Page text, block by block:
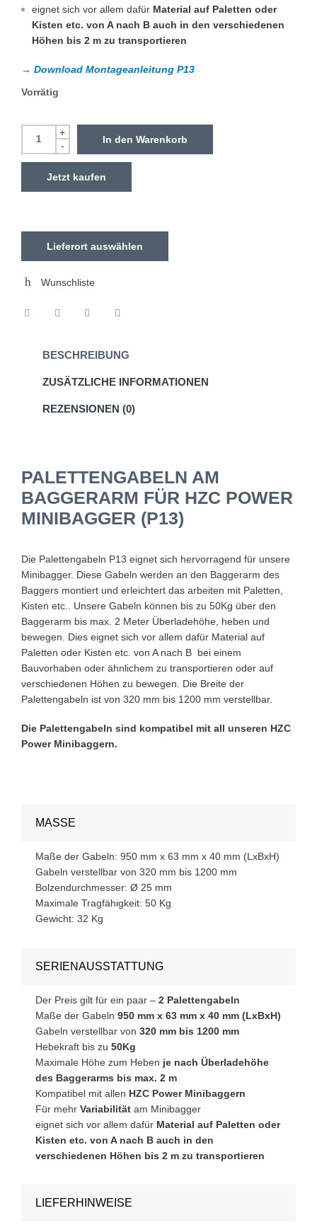
eignet sich vor allem dafür Material auf Paletten oder
Kisten etc. von A nach B auch in den verschiedenen
Höhen bis 2 m zu transportieren
→ Download Montageanleitung P13
Vorrätig
+
-
In den Warenkorb
Jetzt kaufen
Lieferort auswählen
Wunschliste
BESCHREIBUNG
ZUSÄTZLICHE INFORMATIONEN
REZENSIONEN (0)
PALETTENGABELN AM
BAGGERARM FÜR HZC POWER
MINIBAGGER (P13)
Die Palettengabeln P13 eignet sich hervorragend für unsere
Minibagger. Diese Gabeln werden an den Baggerarm des
Baggers montiert und erleichtert das arbeiten mit Paletten,
Kisten etc.. Unsere Gabeln können bis zu 50Kg über den
Baggerarm bis max. 2 Meter Überladehöhe, heben und
bewegen. Dies eignet sich vor allem dafür Material auf
Paletten oder Kisten etc. von A nach B bei einem
Bauvorhaben oder ähnlichem zu transportieren oder auf
verschiedenen Höhen zu bewegen. Die Breite der
Palettengabeln ist von 320 mm bis 1200 mm verstellbar.
Die Palettengabeln sind kompatibel mit all unseren HZC
Power Minibaggern.
MASSE
Maße der Gabeln: 950 mm x 63 mm x 40 mm (LxBxH)
Gabeln verstellbar von 320 mm bis 1200 mm
Bolzendurchmesser: Ø 25 mm
Maximale Tragfähigkeit: 50 Kg
Gewicht: 32 Kg
SERIENAUSSTATTUNG
Der Preis gilt für ein paar – 2 Palettengabeln
Maße der Gabeln 950 mm x 63 mm x 40 mm (LxBxH)
Gabeln verstellbar von 320 mm bis 1200 mm
Hebekraft bis zu 50Kg
Maximale Höhe zum Heben je nach Überladehöhe
des Baggerarms bis max. 2 m
Kompatibel mit allen HZC Power Minibaggern
Für mehr Variabilitätam Minibagger
eignet sich vor allem dafür Material auf Paletten oder
Kisten etc. von A nach B auch in den
verschiedenen Höhen bis 2 m zu transportieren
LIEFERHINWEISE